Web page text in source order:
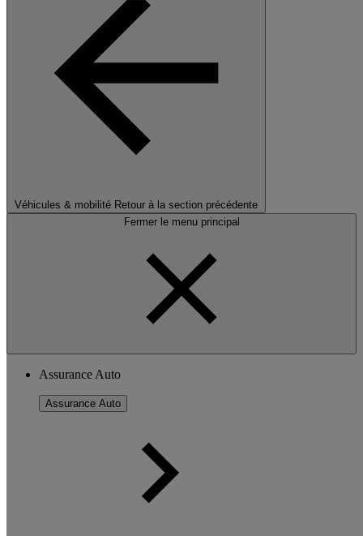
Véhicules & mobilité Retour à la section précédente
Fermer le menu principal
Assurance Auto
Assurance Auto